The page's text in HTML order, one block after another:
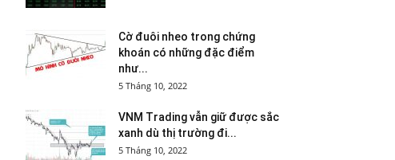
Cờ đuôi nheo trong chứng
khoán có những đặc điểm
như...
5 Tháng 10, 2022
VNM Trading vẫn giữ được sắc
xanh dù thị trường đi...
5 Tháng 10, 2022